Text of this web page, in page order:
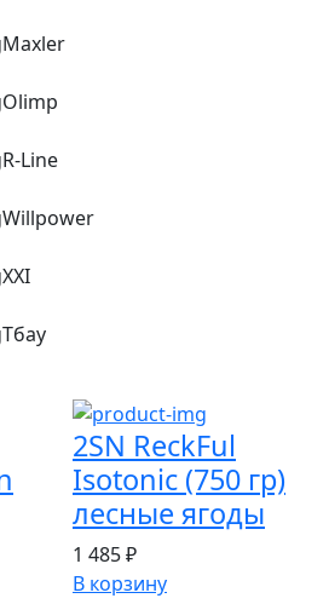
Maxler
Olimp
R-Line
Willpower
XXI
Тбау
2SN ReckFul
Isotonic (750 гр)
лесные ягоды
1 485 ₽
В корзину